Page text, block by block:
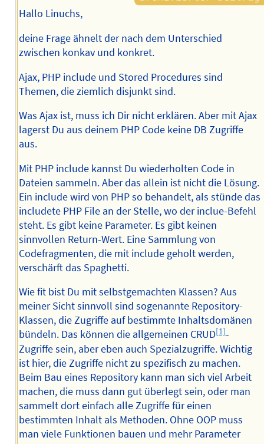
Hallo Linuchs,
deine Frage ähnelt der nach dem Unterschied
zwischen konkav und konkret.
Ajax, PHP include und Stored Procedures sind
Themen, die ziemlich disjunkt sind.
Was Ajax ist, muss ich Dir nicht erklären. Aber mit Ajax
lagerst Du aus deinem PHP Code keine DB Zugriffe
aus.
Mit PHP include kannst Du wiederholten Code in
Dateien sammeln. Aber das allein ist nicht die Lösung.
Ein include wird von PHP so behandelt, als stünde das
includete PHP File an der Stelle, wo der inclue-Befehl
steht. Es gibt keine Parameter. Es gibt keinen
sinnvollen Return-Wert. Eine Sammlung von
Codefragmenten, die mit include geholt werden,
verschärft das Spaghetti.
Wie fit bist Du mit selbstgemachten Klassen? Aus
meiner Sicht sinnvoll sind sogenannte Repository-
Klassen, die Zugriffe auf bestimmte Inhaltsdomänen
bündeln. Das können die allgemeinen CRUD[1]-
Zugriffe sein, aber eben auch Spezialzugriffe. Wichtig
ist hier, die Zugriffe nicht zu spezifisch zu machen.
Beim Bau eines Repository kann man sich viel Arbeit
machen, die muss dann gut überlegt sein, oder man
sammelt dort einfach alle Zugriffe für einen
bestimmten Inhalt als Methoden. Ohne OOP muss
man viele Funktionen bauen und mehr Parameter